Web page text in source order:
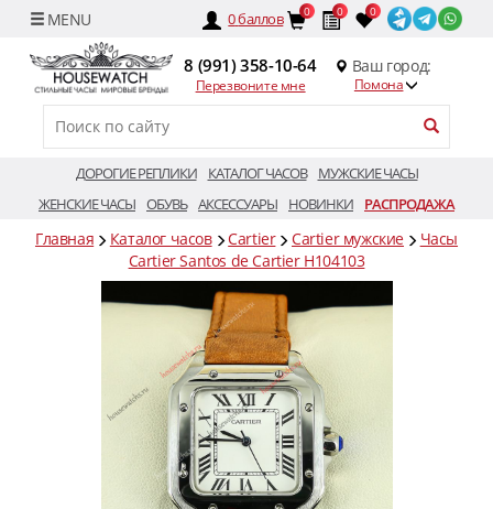
0баллов 0 0 0
8 (991) 358-10-64
Перезвоните мне
Ваш город:
Помона
ДОРОГИЕ РЕПЛИКИ КАТАЛОГ ЧАСОВ
МУЖСКИЕ ЧАСЫ
ЖЕНСКИЕ ЧАСЫ ОБУВЬ АКСЕССУАРЫ НОВИНКИ РАСПРОДАЖА
Главная Каталог часов Cartier Cartier мужские
Часы
Cartier Santos de Cartier H104103